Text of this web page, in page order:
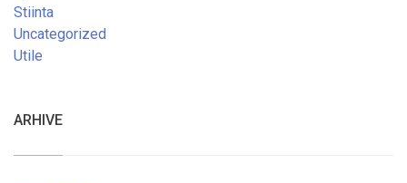
Stiinta
Uncategorized
Utile
ARHIVE